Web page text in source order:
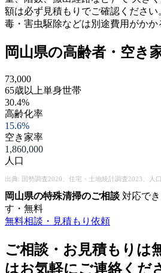
額は必ず見積もりでご確認くださ
毒・害虫駆除などは別途費用がかか
岡山県の高齢者・空き
73,000
65歳以上単身世帯
30.4%
高齢化率
15.6%
空き家率
1,860,000
人口
出典: 国勢調査2020、住宅・土地統計調査2023、人
岡山県の特殊清掃のご相談 対応で
す・無料
無料相談・見積もり依頼
ご相談・お見積もりは
はお気軽にご連絡くだ